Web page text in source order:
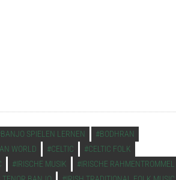
BANJO SPIELEN LERNEN
BODHRAN
WORLD CELTIC
CELTIC FOLK
IRISCHE MUSIK
IRISCHE RAHMENTROMMEL